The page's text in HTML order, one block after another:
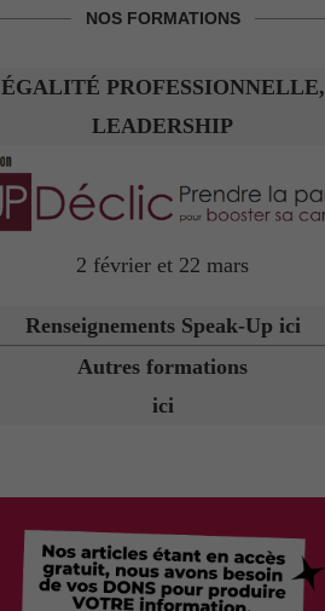
NOS FORMATIONS
ÉGALITÉ PROFESSIONNELLE,
LEADERSHIP
2 février et 22 mars
Renseignements Speak-Up ici
Autres formations
ici